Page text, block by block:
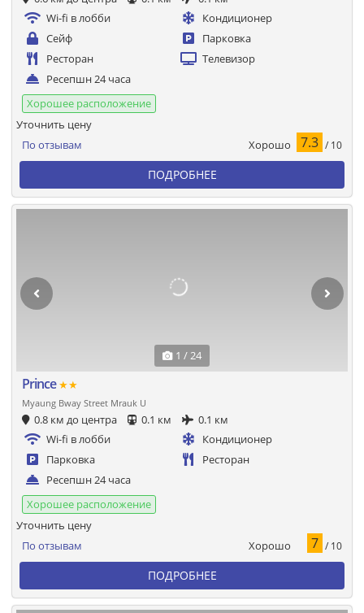
Wi-fi в лобби
Кондиционер
Сейф
Парковка
Ресторан
Телевизор
Ресепшн 24 часа
Хорошее расположение
По отзывам Хорошо 7.3 / 10
Уточнить цену
ПОДРОБНЕЕ
1 / 24
Prince★★
Myaung Bway Street Mrauk U
0.8 км до центра 0.1 км
0.1 км
Wi-fi в лобби
Кондиционер
Парковка
Ресторан
Ресепшн 24 часа
Хорошее расположение
По отзывам Хорошо 7 / 10
Уточнить цену
ПОДРОБНЕЕ